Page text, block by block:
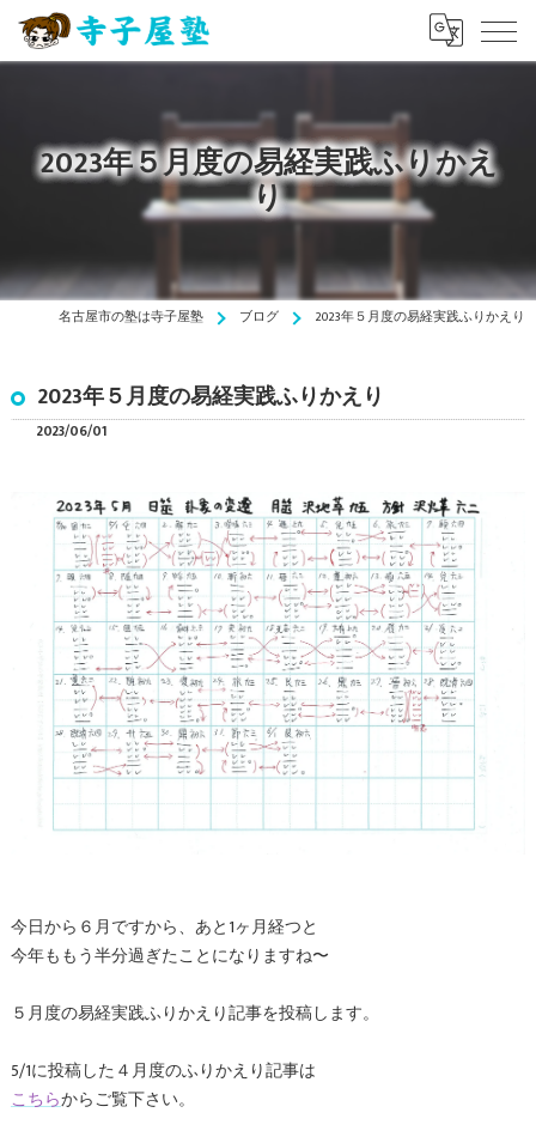
2023年５月度の易経実践ふりかえ
り
名古屋市の塾は寺子屋塾 ブログ 2023年５月度の易経実践ふりかえり
2023年５月度の易経実践ふりかえり
2023/06/01
今日から６月ですから、あと1ヶ月経つと
今年ももう半分過ぎたことになりますね〜
５月度の易経実践ふりかえり記事を投稿します。
5/1に投稿した４月度のふりかえり記事は
こちらからご覧下さい。